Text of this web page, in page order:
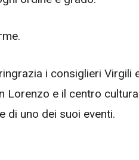
i consiglieri Virgili
Lorenzo e il centro
di uno dei suoi eventi.